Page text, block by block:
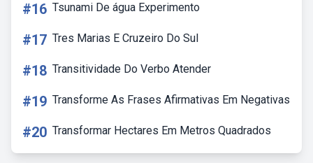
#16 Tsunami De água Experimento
#17 Tres Marias E Cruzeiro Do Sul
#18 Transitividade Do Verbo Atender
#19 Transforme As Frases Afirmativas Em Negativas
#20 Transformar Hectares Em Metros Quadrados